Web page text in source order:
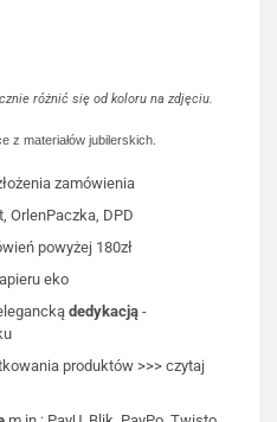
różnić się od koloru na zdjęciu.
z materiałów jubilerskich.
zamówienia
OrlenPaczka, DPD
powyżej 180zł
eko
dedykacją -
produktów >>> czytaj